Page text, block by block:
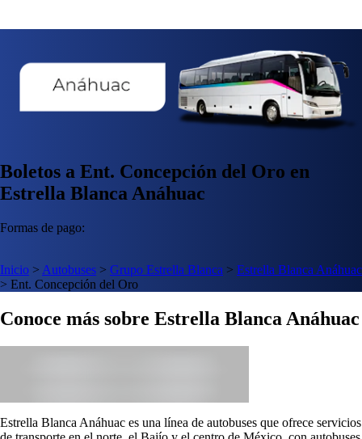
Boletos a Ent. Concepción del Oro en
Estrella Blanca Anáhuac
Formas de pago:
Inicio > Autobuses > Grupo Estrella Blanca > Estrella Blanca Anáhuac
> Ent. Concepción del Oro
Conoce más sobre Estrella Blanca Anáhuac
Estrella Blanca Anáhuac es una línea de autobuses que ofrece servicios